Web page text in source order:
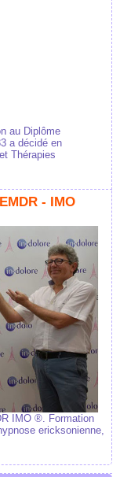
au Diplôme
a décidé en
Thérapies
- IMO
IMO ®. Formation
ericksonienne,